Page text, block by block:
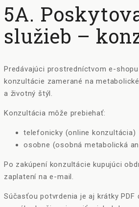
5A.
služieb –
Predávajúci prostredníctvom e-
konzultácie zamerané na
a životný štýl.
Konzultácia môže prebiehať:
telefonicky (online konzultácia)
osobne (osobná metabolická
Po zakúpení konzultácie kupujúci
zaplatení na e-mail.
Súčasťou potvrdenia je aj krátky PDF